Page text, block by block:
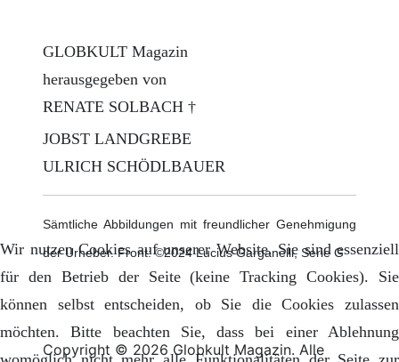
GLOBKULT Magazin
herausgegeben von
RENATE SOLBACH †
JOBST LANDGREBE
ULRICH SCHÖDLBAUER
Sämtliche Abbildungen mit freundlicher Genehmigung
der Urheber. Front: ©2024 Lucius Garganelli, Serie G
Copyright © 2026 Globkult Magazin. Alle
Wir nutzen Cookies auf unserer Website. Sie sind essenziell
für den Betrieb der Seite (keine Tracking Cookies). Sie
können selbst entscheiden, ob Sie die Cookies zulassen
möchten. Bitte beachten Sie, dass bei einer Ablehnung